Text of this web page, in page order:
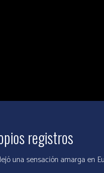
registros
una sensación amarga en